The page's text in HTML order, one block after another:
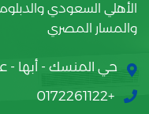
الأهلي السعودي
والمسار المصري
حي المنسك - أبها -
+0172261122